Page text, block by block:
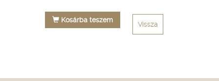
Kosárba teszem
Vissza